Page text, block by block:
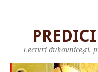
Lecturi duhovniceşti,